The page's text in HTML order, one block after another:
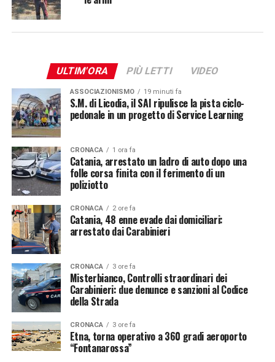
ULTIM'ORA PIÙ LETTI VIDEO
ASSOCIAZIONISMO 19 minuti fa
S.M. di Licodia, il SAI ripulisce la pista ciclo-
pedonale in un progetto di Service Learning
CRONACA 1 ora fa
Catania, arrestato un ladro di auto dopo una
folle corsa finita con il ferimento di un
poliziotto
CRONACA 2 ore fa
Catania, 48 enne evade dai domiciliari:
arrestato dai Carabinieri
CRONACA 3 ore fa
Misterbianco, Controlli straordinari dei
Carabinieri: due denunce e sanzioni al Codice
della Strada
CRONACA 3 ore fa
Etna, torna operativo a 360 gradi aeroporto
“Fontanarossa”